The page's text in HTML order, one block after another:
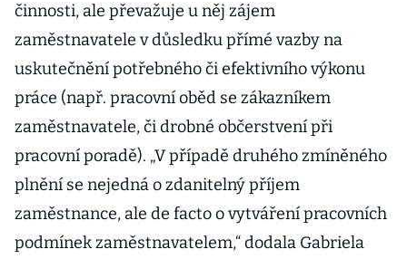
činnosti, ale převažuje u něj zájem
zaměstnavatele v důsledku přímé vazby na
uskutečnění potřebného či efektivního výkonu
práce (např. pracovní oběd se zákazníkem
zaměstnavatele, či drobné občerstvení při
pracovní poradě). „V případě druhého zmíněného
plnění se nejedná o zdanitelný příjem
zaměstnance, ale de facto o vytváření pracovních
podmínek zaměstnavatelem,“ dodala Gabriela